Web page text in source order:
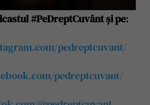
#PeDreptCuvânt și pe:
pedreptcuvant/
pedreptcuvant/